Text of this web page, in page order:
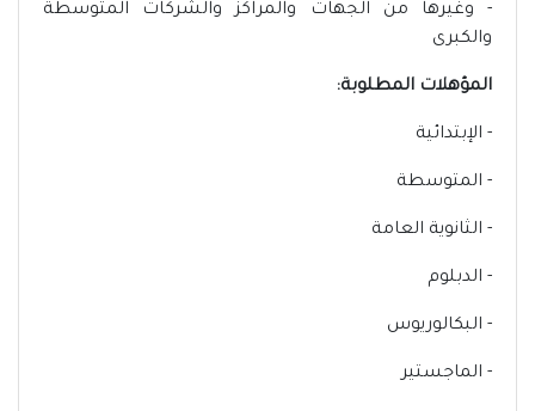
- وغيرها من الجهات والمراكز والشركات المتوسطة
والكبرى
المؤهلات المطلوبة:
- الإبتدائية
- المتوسطة
- الثانوية العامة
- الدبلوم
- البكالوريوس
- الماجستير